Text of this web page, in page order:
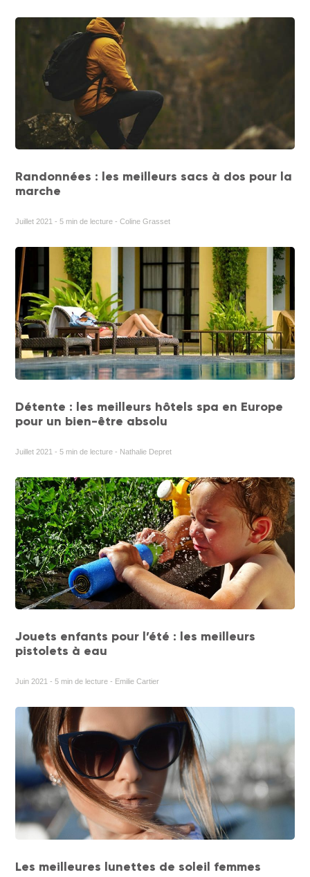
Randonnées : les meilleurs sacs à dos pour la
marche
Juillet 2021 - 5 min de lecture - Coline Grasset
Détente : les meilleurs hôtels spa en Europe
pour un bien-être absolu
Juillet 2021 - 5 min de lecture - Nathalie Depret
Jouets enfants pour l’été : les meilleurs
pistolets à eau
Juin 2021 - 5 min de lecture - Emilie Cartier
Les meilleures lunettes de soleil femmes